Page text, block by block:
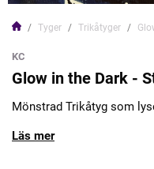
Tyger Trikåtyger
KC
Glow in the Dark -
Mönstrad Trikåtyg som
Läs mer